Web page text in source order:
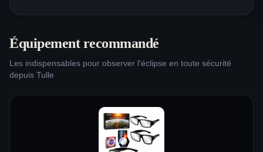
Équipement recommandé
Les indispensables pour observer l'éclipse en toute sécurité
depuis Tulle